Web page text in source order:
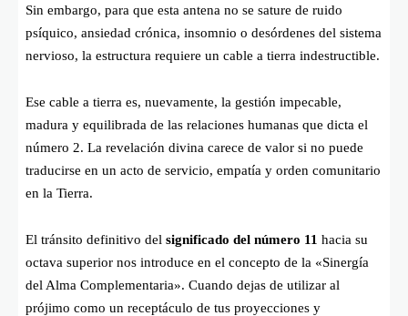
Sin embargo, para que esta antena no se sature de ruido
psíquico, ansiedad crónica, insomnio o desórdenes del sistema
nervioso, la estructura requiere un cable a tierra indestructible.
Ese cable a tierra es, nuevamente, la gestión impecable,
madura y equilibrada de las relaciones humanas que dicta el
número 2. La revelación divina carece de valor si no puede
traducirse en un acto de servicio, empatía y orden comunitario
en la Tierra.
El tránsito definitivo del significado del número 11 hacia su
octava superior nos introduce en el concepto de la «Sinergía
del Alma Complementaria». Cuando dejas de utilizar al
prójimo como un receptáculo de tus proyecciones y